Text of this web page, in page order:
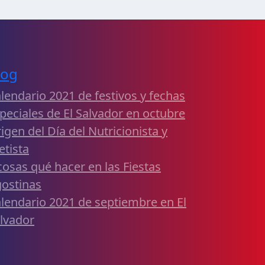
2021 de festivos y fechas
de El Salvador en octubre
del Día del Nutricionista y
qué hacer en las Fiestas
2021 de septiembre en El